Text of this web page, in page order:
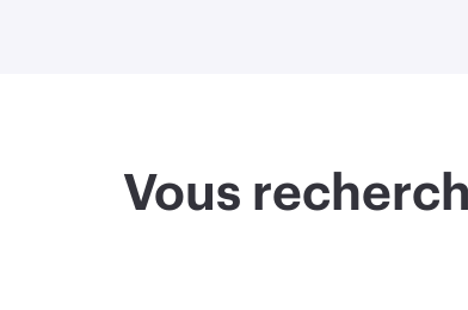
Vous